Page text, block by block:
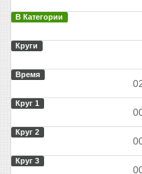
В Категории
Круги
Время
Круг 1
Круг 2
Круг 3